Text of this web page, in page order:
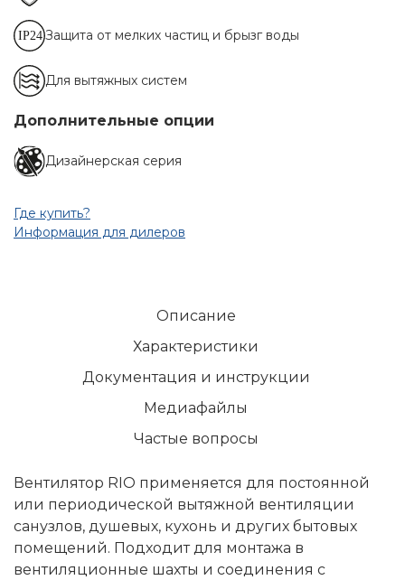
Защита от мелких частиц и брызг воды
Для вытяжных систем
Дополнительные опции
Дизайнерская серия
Где купить?
Информация для дилеров
Описание
Характеристики
Документация и инструкции
Медиафайлы
Частые вопросы
Вентилятор RIO применяется для постоянной
или периодической вытяжной вентиляции
санузлов, душевых, кухонь и других бытовых
помещений. Подходит для монтажа в
вентиляционные шахты и соединения с